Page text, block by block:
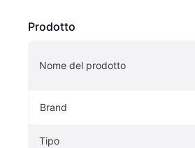
Prodotto
Nome del prodotto
Brand
Tipo